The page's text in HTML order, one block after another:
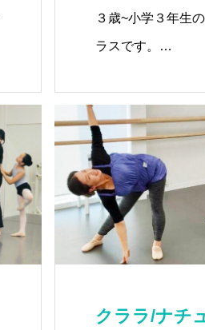
３歳~小学３年生
ラスです。
クララ/ナチ